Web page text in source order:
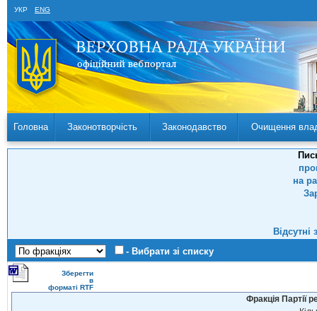
УКР ENG
Головна Законотворчість Законодавство Очищення
на
- Вибрати зі списку
Зберегти
в
форматі RTF
Фракція Партії